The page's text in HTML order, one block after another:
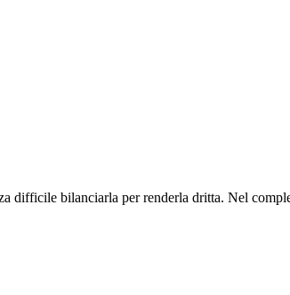
difficile bilanciarla per renderla dritta. Nel